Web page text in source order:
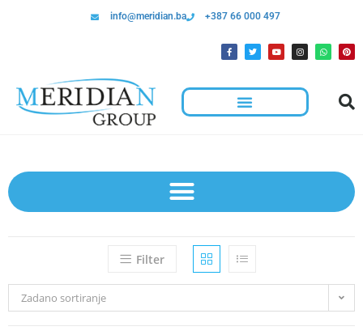
info@meridian.ba +387 66 000 497
Filter
Zadano sortiranje